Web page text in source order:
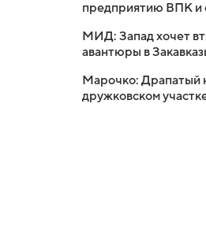
предприятию ВПК и
МИД: Запад хочет
авантюры в
Марочко: Драпатый
дружковском